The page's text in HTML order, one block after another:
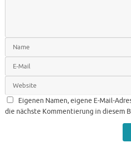
Eigenen Namen, eigene E-Mail-
die nächste Kommentierung in diesem